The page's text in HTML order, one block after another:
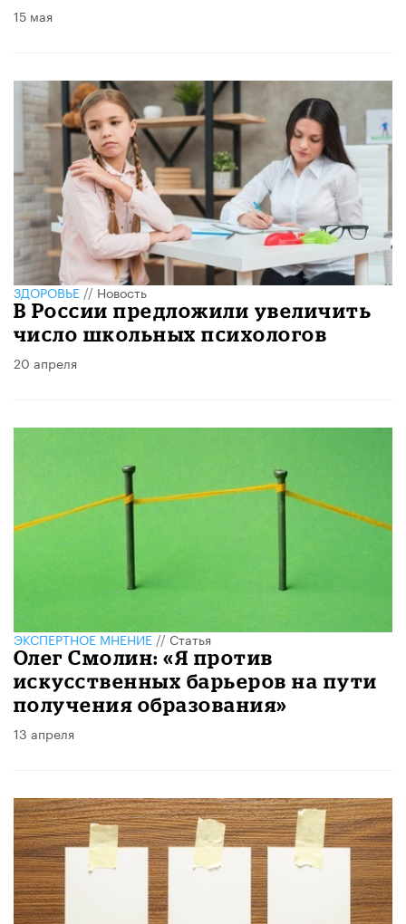
15 мая
ЗДОРОВЬЕ//Новость
В России предложили увеличить
число школьных психологов
20 апреля
ЭКСПЕРТНОЕ МНЕНИЕ//Статья
Олег Смолин: «Я против
искусственных барьеров на пути
получения образования»
13 апреля